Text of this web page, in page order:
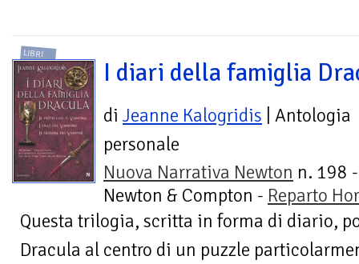
LIBRI
I diari della famiglia
di Jeanne Kalogridis | Antologia
personale
Nuova Narrativa Newton n. 198 -
Newton & Compton - Reparto
Questa trilogia, scritta in forma di diario,
Dracula al centro di un puzzle